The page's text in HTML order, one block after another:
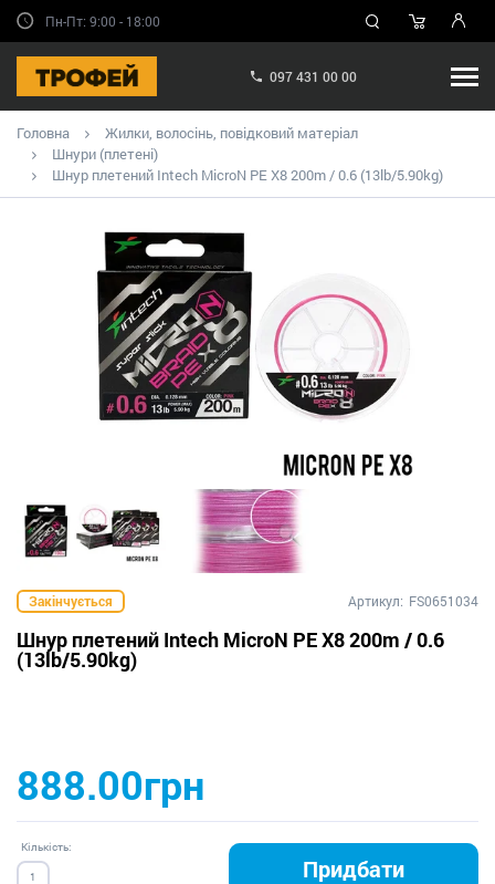
Пн-Пт: 9:00 - 18:00
097 431 00 00
Головна
Жилки, волосінь, повідковий матеріал
Шнури (плетені)
Шнур плетений Intech MicroN PE X8 200m / 0.6 (13lb/5.90kg)
Закінчується Артикул: FS0651034
Шнур плетений Intech MicroN PE X8 200m / 0.6
(13lb/5.90kg)
888.00грн
Кількість:
Придбати